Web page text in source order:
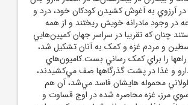
در آرزوي به آغوش کشيدن کودکان خود، درد و
در وجود مادرانه خويش ريختند و از همه
چنان که تقريبا در سراسر جهان کمپين‌هايي
و مردم غزه و کمک به آنان تشکيل شد،
راهها را براي کمک رساني بست.کاميون‌هاي
و غذا در پشت گذرگاهها صف مي‌کشيدند،
طولاني محموله هايشان فاسد مي‌شد، آن هم
مرز، غزه محاصره شده در اوج قساوت و